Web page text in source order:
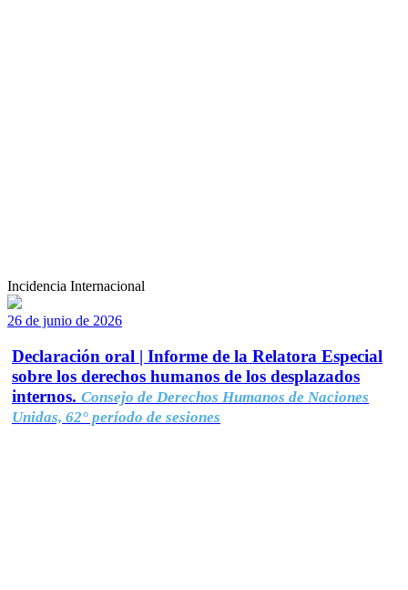
Incidencia Internacional
26 de junio de 2026
Declaración oral | Informe de la Relatora Especial
sobre los derechos humanos de los desplazados
internos. Consejo de Derechos Humanos de Naciones
Unidas, 62° período de sesiones